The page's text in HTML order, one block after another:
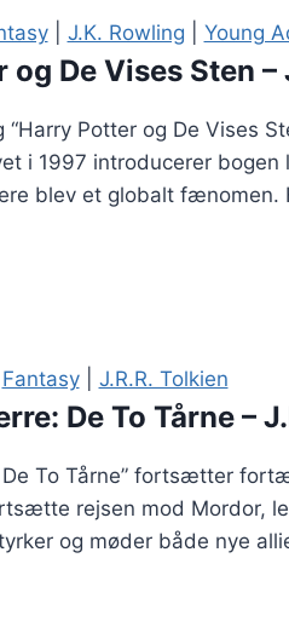
| J.K. Rowling Young
og De Vises Sten –
“Harry Potter og De Vises
i 1997 introducerer
blev et globalt
Fantasy| J.R.R. Tolkien
De To Tårne –
De To Tårne” fortsætter
rejsen mod Mordor,
og møder både nye